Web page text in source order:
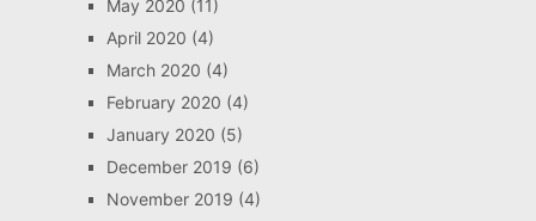
May 2020 (11)
April 2020 (4)
March 2020 (4)
February 2020 (4)
January 2020 (5)
December 2019 (6)
November 2019 (4)